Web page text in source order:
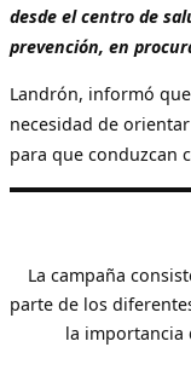
desde el centro de
prevención, en
Landrón, informó
necesidad de
para que conduzcan
La campaña
parte de los
la importancia